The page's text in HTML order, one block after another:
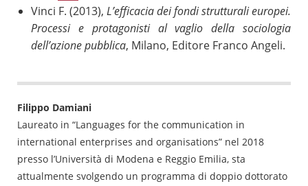
Vinci F. (2013), L’efficacia dei fondi strutturali europei.
Processi e protagonisti al vaglio della sociologia
dell’azione pubblica, Milano, Editore Franco Angeli.
Filippo Damiani
Laureato in “Languages for the communication in
international enterprises and organisations” nel 2018
presso l’Università di Modena e Reggio Emilia, sta
attualmente svolgendo un programma di doppio dottorato